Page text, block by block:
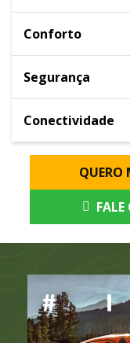
Conforto
Segurança
Conectividade
QUERO